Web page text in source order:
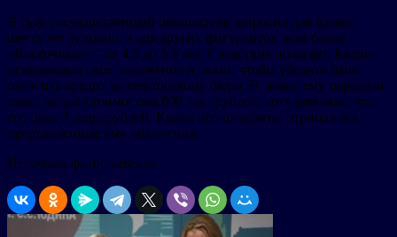
В суде государственный обвинитель запросил для Калви
шесть лет условно, а для других фигурантов дела банка
«Восточный» – от 4,5 до 5,5 лет. Следствие полагает, Калви
использовал свое положение и связи, чтобы убедить банк
погасить кредит коллекторскому бюро. В обмен ему передали
пакет акций стоимостью 600 тыс. рублей, хотя заявляли, что
его цена 3 млрд рублей. Калви неоднократно отрицал все
предъявленные ему обвинения.
Источник фото: forbes.ru